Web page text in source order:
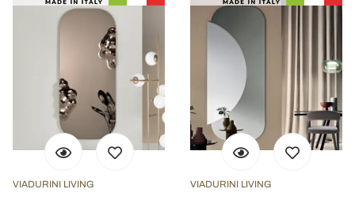
VIADURINI LIVING VIADURINI LIVING